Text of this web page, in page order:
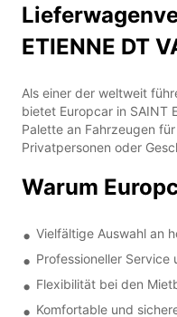
ETIENNE DT
Als einer der weltweit
bietet Europcar in SAINT
Palette an Fahrzeugen
Privatpersonen oder
Warum
Vielfältige Auswahl an
Professioneller Service
Flexibilität bei den
Komfortable und